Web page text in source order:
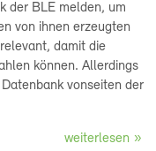
der BLE melden, um
von ihnen erzeugten
damit die
können. Allerdings
vonseiten der
weiterlesen